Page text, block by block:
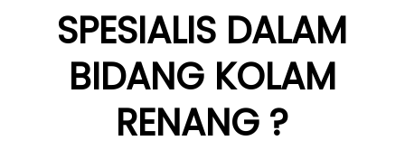
SPESIALIS DALAM
BIDANG KOLAM
RENANG ?